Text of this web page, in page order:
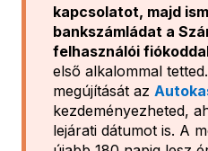
kapcsolatot, majd
bankszámládat a
felhasználói
első alkalommal
megújítását az
kezdeményezheted,
lejárati dátumot is. A